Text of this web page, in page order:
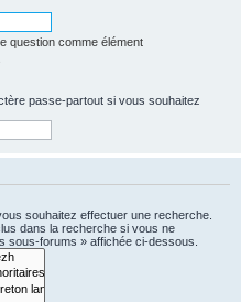
question comme élément
passe-partout si vous souhaitez
souhaitez effectuer une recherche.
dans la recherche si vous ne
sous-forums » affichée ci-dessous.